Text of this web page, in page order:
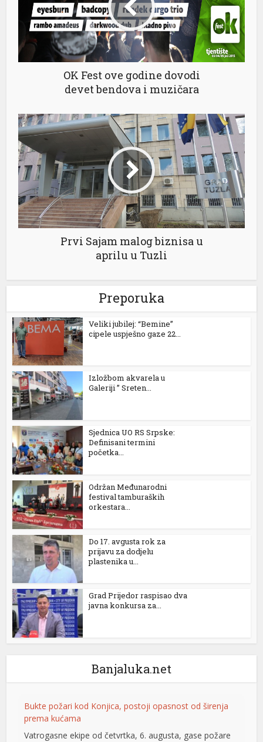
OK Fest ove godine dovodi
devet bendova i muzičara
Prvi Sajam malog biznisa u
aprilu u Tuzli
Preporuka
Veliki jubilej: “Bemine”
cipele uspješno gaze 22...
Izložbom akvarela u
Galeriji ” Sreten...
Sjednica UO RS Srpske:
Definisani termini
početka...
Održan Međunarodni
festival tamburaških
orkestara...
Do 17. avgusta rok za
prijavu za dodjelu
plastenika u...
Grad Prijedor raspisao dva
javna konkursa za...
Banjaluka.net
Bukte požari kod Konjica, postoji opasnost od širenja
prema kućama
Vatrogasne ekipe od četvrtka, 6. augusta, gase požare